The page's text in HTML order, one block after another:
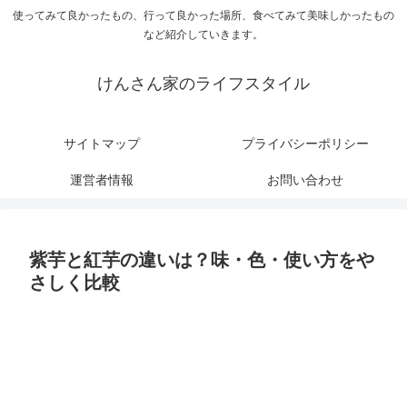
使ってみて良かったもの、行って良かった場所、食べてみて美味しかったもの
など紹介していきます。
けんさん家のライフスタイル
サイトマップ プライバシーポリシー
運営者情報 お問い合わせ
紫芋と紅芋の違いは？味・色・使い方をや
さしく比較